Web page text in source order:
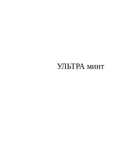
УЛЬТРА минт